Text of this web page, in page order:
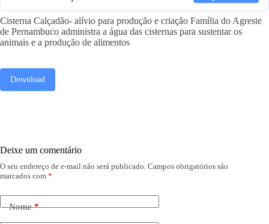
Cisterna Calçadão- alívio para produção e criação Família do Agreste
de Pernambuco administra a água das cisternas para sustentar os
animais e a produção de alimentos
Download
Deixe um comentário
O seu endereço de e-mail não será publicado. Campos obrigatórios são
marcados com *
Nome*